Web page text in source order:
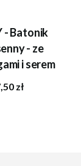
- Batonik
- ze
i serem
12cm
zł